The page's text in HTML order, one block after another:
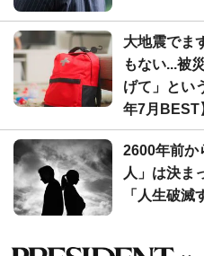
大地震でま
もない...被
げて」とい
年7月BEST
2600年前か
人」は決ま
「人生破滅